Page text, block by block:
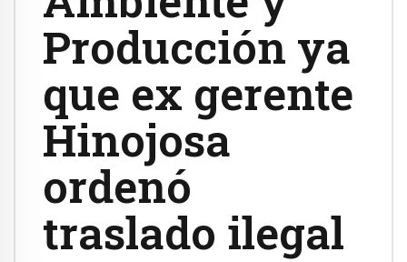
Producción ya
que ex gerente
Hinojosa
ordenó
traslado ilegal